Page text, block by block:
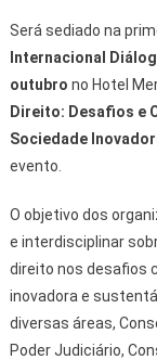
Será sediado na
Internacional
outubro no Hotel
Direito: Desafios e
Sociedade
evento.
O objetivo dos
e interdisciplinar
direito nos desafios
inovadora e
diversas áreas,
Poder Judiciário,